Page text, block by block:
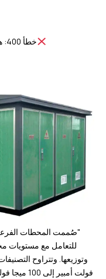
خطأ 400: هيئة JSON غير صالحة
للتعامل مع مستويات
فولت أمبير